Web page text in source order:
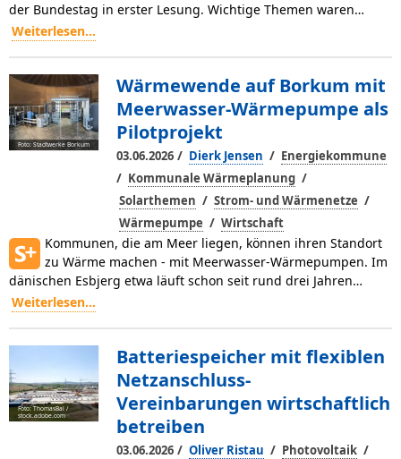
der Bundestag in erster Lesung. Wichtige Themen waren…
Weiterlesen...
Foto: Stadtwerke Borkum
Wärmewende auf Borkum mit
Meerwasser-Wärmepumpe als
Pilotprojekt
03.06.2026 / Dierk Jensen / Energiekommune
/ Kommunale Wärmeplanung /
Solarthemen / Strom- und Wärmenetze /
Wärmepumpe / Wirtschaft
Kommunen, die am Meer liegen, können ihren Standort
zu Wärme machen - mit Meerwasser-Wärmepumpen. Im
dänischen Esbjerg etwa läuft schon seit rund drei Jahren…
Weiterlesen...
Foto: ThomasBal /
stock.adobe.com
Batteriespeicher mit flexiblen
Netzanschluss-
Vereinbarungen wirtschaftlich
betreiben
03.06.2026 / Oliver Ristau / Photovoltaik /